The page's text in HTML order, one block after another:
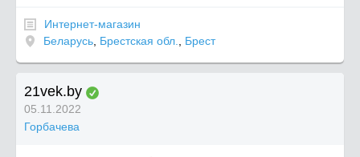
Интернет-магазин
Беларусь Брестская обл. Брест
21vek.by
05.11.2022
Горбачева